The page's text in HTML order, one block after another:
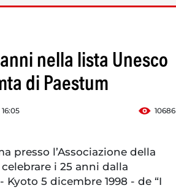
nella lista Unesco
di Paestum
10686
presso l’Associazione della
i 25 anni dalla
5 dicembre 1998 - de “I